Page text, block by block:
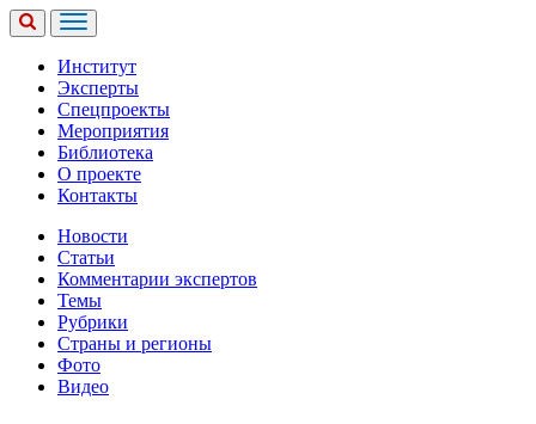
Институт
Эксперты
Спецпроекты
Мероприятия
Библиотека
О проекте
Контакты
Новости
Статьи
Комментарии экспертов
Темы
Рубрики
Страны и регионы
Фото
Видео